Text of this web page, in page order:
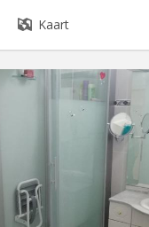
Kaart